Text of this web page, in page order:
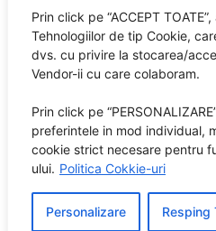
Prin click pe “ACCEPT
Tehnologiilor de tip Cookie,
dvs. cu privire la stocarea/
Vendor-ii cu care colaboram.
Prin click pe
preferintele in mod individual,
cookie strict necesare pentru
ului. Politica Cokkie-uri
Personalizare Resping